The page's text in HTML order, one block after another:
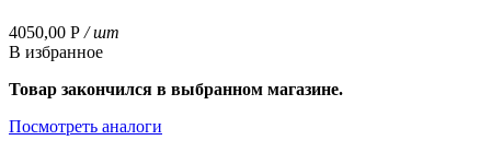
4050,00 Р / шт
В избранное
Товар закончился в выбранном магазине.
Посмотреть аналоги